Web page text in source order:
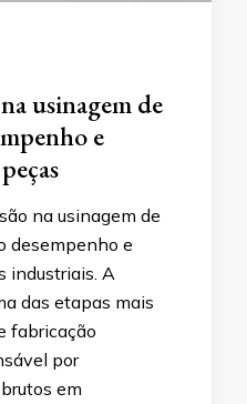
usinagem de
e
na usinagem de
desempenho e
industriais. A
das etapas mais
fabricação
por
em